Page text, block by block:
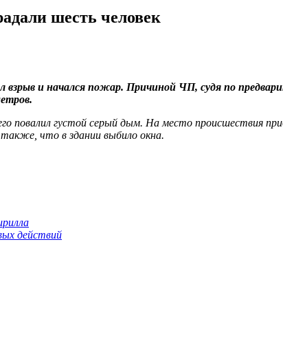
шесть человек
взрыв и начался пожар. Причиной ЧП, судя по
повалил густой серый дым. На место происшествия
что в здании выбило окна.
действий